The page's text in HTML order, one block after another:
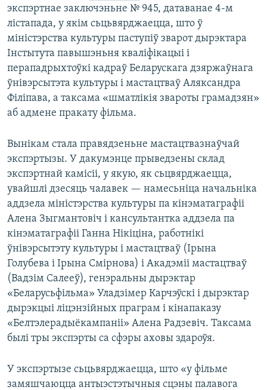
экспэртнае заключэньне № 945, датаванае 4-м
лістапада, у якім сьцьвярджаецца, што ў
міністэрства культуры паступіў зварот дырэктара
Інстытута павышэньня кваліфікацыі і
перападрыхтоўкі кадраў Беларускага дзяржаўнага
ўнівэрсытэта культуры і мастацтваў Аляксандра
Філіпава, а таксама «шматлікія звароты грамадзян»
аб адмене пракату фільма.
Вынікам стала правядзеньне мастацтвазнаўчай
экспэртызы. У дакумэнце прыведзены склад
экспэртнай камісіі, у якую, як сьцвярджаецца,
увайшлі дзесяць чалавек — намесьніца начальніка
аддзела міністэрства культуры па кінэматаграфіі
Алена Зыгмантовіч і кансультантка аддзела па
кінэматаграфіі Ганна Нікіціна, работнікі
ўнівэрсытэту культуры і мастацтваў (Ірына
Голубева і Ірына Смірнова) і Акадэміі мастацтваў
(Вадзім Салееў), генэральны дырэктар
«Беларусьфільма» Уладзімер Карчэўскі і дырэктар
дырэкцыі ліцэнзійных праграм і кінапаказу
«Белтэлерадыёкампаніі» Алена Радзевіч. Таксама
былі тры экспэрты са сфэры аховы здароўя.
У экспэртызе сьцьвярджаецца, што «у фільме
замяшчаюцца антыэстэтычныя сцэны палавога